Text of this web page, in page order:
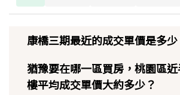
康橋三期最近的成交單價是多少
猶豫要在哪一區買房，桃園區
樓平均成交單價大約多少？